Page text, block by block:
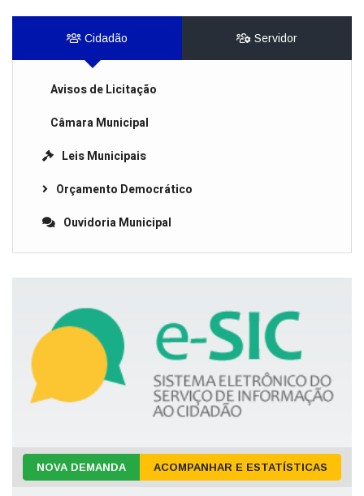
Cidadão Servidor
Avisos de Licitação
Câmara Municipal
Leis Municipais
Orçamento Democrático
Ouvidoria Municipal
NOVA DEMANDA ACOMPANHAR E ESTATÍSTICAS